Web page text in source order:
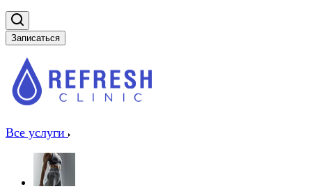
Записаться
Все услуги